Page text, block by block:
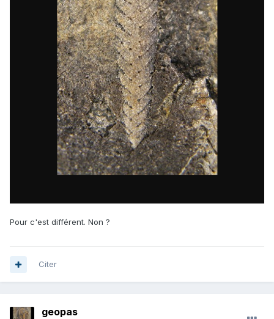
Pour c'est différent. Non ?
Citer
geopas